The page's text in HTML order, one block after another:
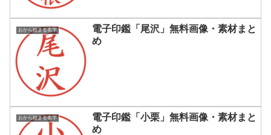
おから始まる名字
電子印鑑「尾沢」無料画像・素材まと
め
おから始まる名字
電子印鑑「小栗」無料画像・素材まと
め